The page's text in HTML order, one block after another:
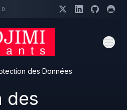
des Données
des